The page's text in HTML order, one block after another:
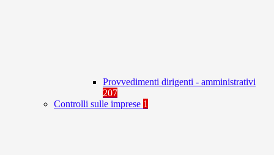
Provvedimenti dirigenti - amministrativi
207
Controlli sulle imprese 1